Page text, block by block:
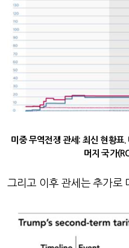
미중 무역전쟁 관세: 최신 현황표
머지 국가
그리고 이후 관세는 추가로